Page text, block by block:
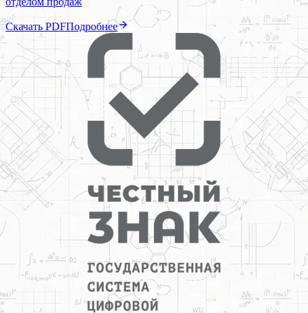
Скачать PDFПодробнее